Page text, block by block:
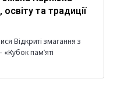
та традиції
Відкриті змагання з
пам’яті